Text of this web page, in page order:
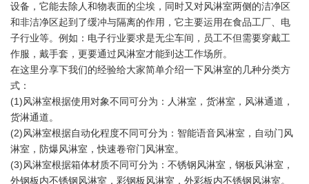
设备，它能去除人和物表面的尘埃，同时又对风淋室两侧的洁净区
和非洁净区起到了缓冲与隔离的作用，它主要运用在食品工厂、电
子行业等。例如：电子行业要求是无尘车间，员工不但需要穿戴工
作服，戴手套，更要通过风淋室才能到达工作场所。
在这里分享下我们的经验给大家简单介绍一下风淋室的几种分类方
式：
(1)风淋室根据使用对象不同可分为：人淋室，货淋室，风淋通道，
货淋通道。
(2)风淋室根据自动化程度不同可分为：智能语音风淋室，自动门风
淋室，防爆风淋室，快速卷帘门风淋室。
(3)风淋室根据箱体材质不同可分为：不锈钢风淋室，钢板风淋室，
外钢板内不锈钢风淋室，彩钢板风淋室，外彩板内不锈钢风淋室。